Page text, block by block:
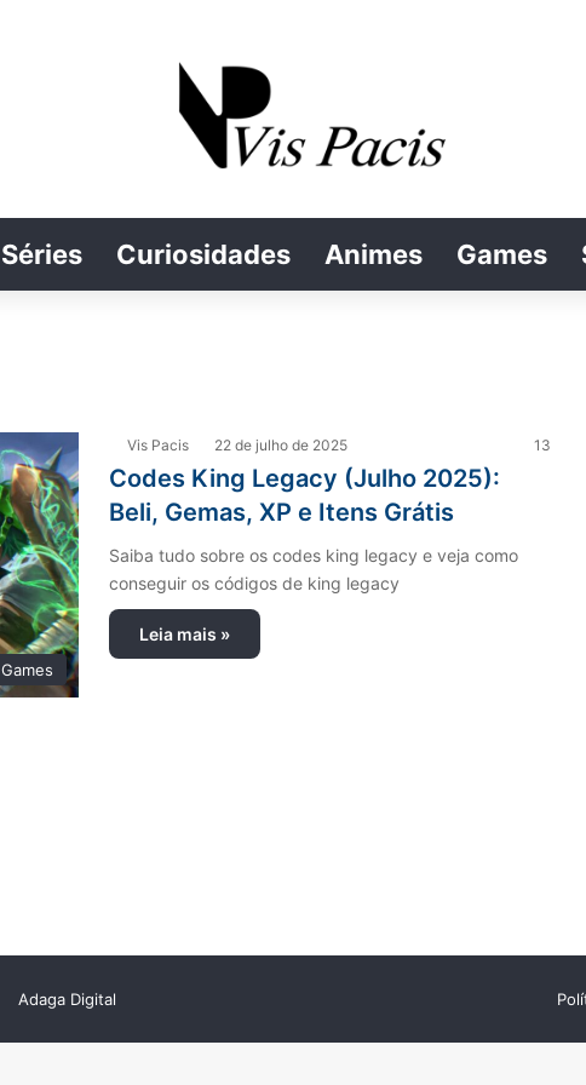
Séries Curiosidades Animes Games
Games
Vis Pacis 22 de julho de 2025 13
Codes King Legacy (Julho 2025):
Beli, Gemas, XP e Itens Grátis
Saiba tudo sobre os codes king legacy e veja como
conseguir os códigos de king legacy
Leia mais »
Adaga Digital